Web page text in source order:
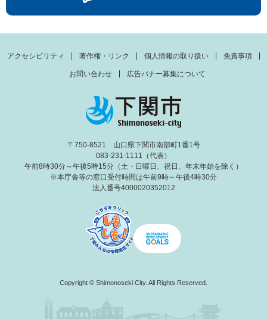
アクセシビリティ 著作権・リンク 個人情報の取り扱い 免責事項
お問い合わせ 広告バナー募集について
〒750-8521 山口県下関市南部町1番1号
083-231-1111（代表）
午前8時30分～午後5時15分（土・日曜日、祝日、年末年始を除く）
※本庁舎等の窓口受付時間は午前9時～午後4時30分
法人番号4000020352012
Copyright © Shimonoseki City. All Rights Reserved.